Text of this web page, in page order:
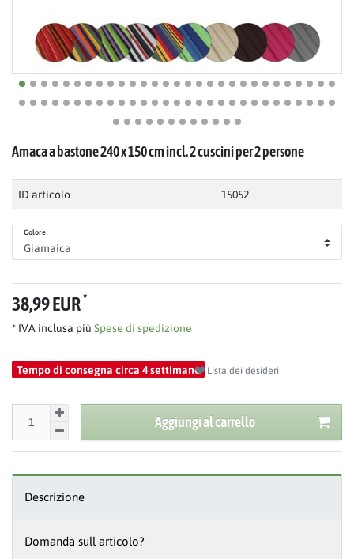
Amaca a bastone 240 x 150 cm incl. 2 cuscini per 2 persone
ID articolo 15052
Colore
38,99 EUR*
* IVA inclusa più Spese di spedizione
Tempo di consegna circa 4 settimane Lista dei desideri
Aggiungi al carrello
Descrizione
Domanda sull articolo?